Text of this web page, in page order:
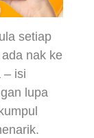
setiap
nak ke
– isi
lupa